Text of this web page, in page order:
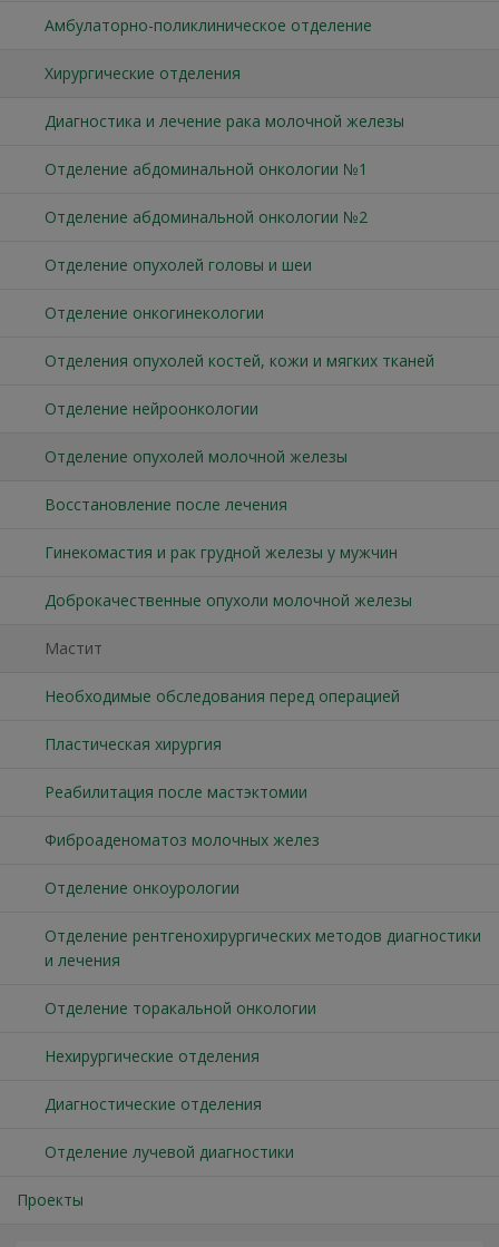
Амбулаторно-поликлиническое отделение
Хирургические отделения
Диагностика и лечение рака молочной железы
Отделение абдоминальной онкологии №1
Отделение абдоминальной онкологии №2
Отделение опухолей головы и шеи
Отделение онкогинекологии
Отделения опухолей костей, кожи и мягких тканей
Отделение нейроонкологии
Отделение опухолей молочной железы
Восстановление после лечения
Гинекомастия и рак грудной железы у мужчин
Доброкачественные опухоли молочной железы
Мастит
Необходимые обследования перед операцией
Пластическая хирургия
Реабилитация после мастэктомии
Фиброаденоматоз молочных желез
Отделение онкоурологии
Отделение рентгенохирургических методов диагностики
и лечения
Отделение торакальной онкологии
Нехирургические отделения
Диагностические отделения
Отделение лучевой диагностики
Проекты